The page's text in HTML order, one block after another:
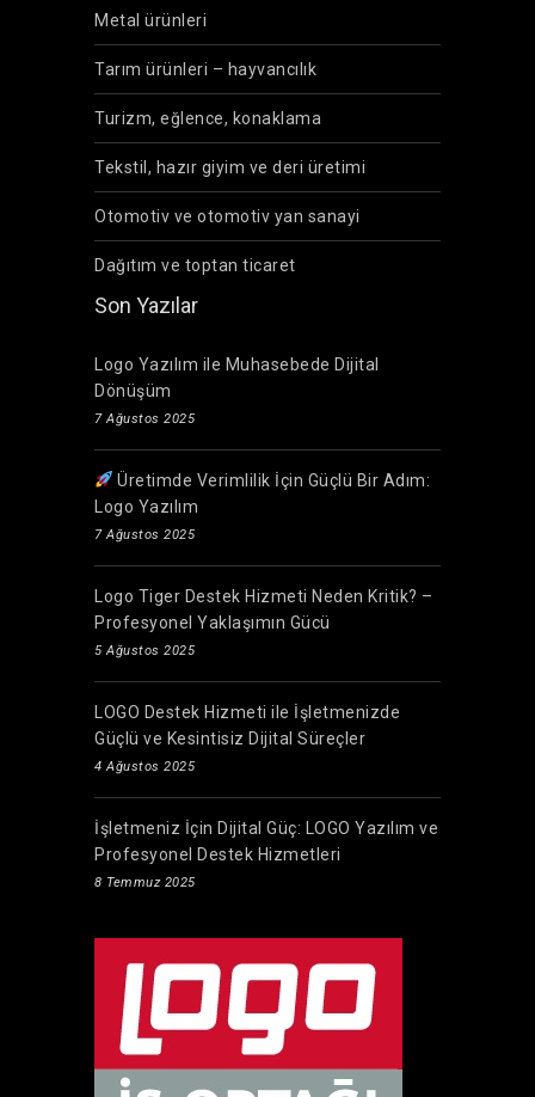
Metal ürünleri
Tarım ürünleri – hayvancılık
Turizm, eğlence, konaklama
Tekstil, hazır giyim ve deri üretimi
Otomotiv ve otomotiv yan sanayi
Dağıtım ve toptan ticaret
Son Yazılar
Logo Yazılım ile Muhasebede Dijital
Dönüşüm
7 Ağustos 2025
Üretimde Verimlilik İçin Güçlü Bir Adım:
Logo Yazılım
7 Ağustos 2025
Logo Tiger Destek Hizmeti Neden Kritik? –
Profesyonel Yaklaşımın Gücü
5 Ağustos 2025
LOGO Destek Hizmeti ile İşletmenizde
Güçlü ve Kesintisiz Dijital Süreçler
4 Ağustos 2025
İşletmeniz İçin Dijital Güç: LOGO Yazılım ve
Profesyonel Destek Hizmetleri
8 Temmuz 2025